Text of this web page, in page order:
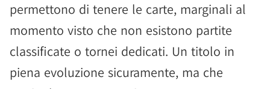
permettono di tenere le carte, marginali al
momento visto che non esistono partite
classificate o tornei dedicati. Un titolo in
piena evoluzione sicuramente, ma che